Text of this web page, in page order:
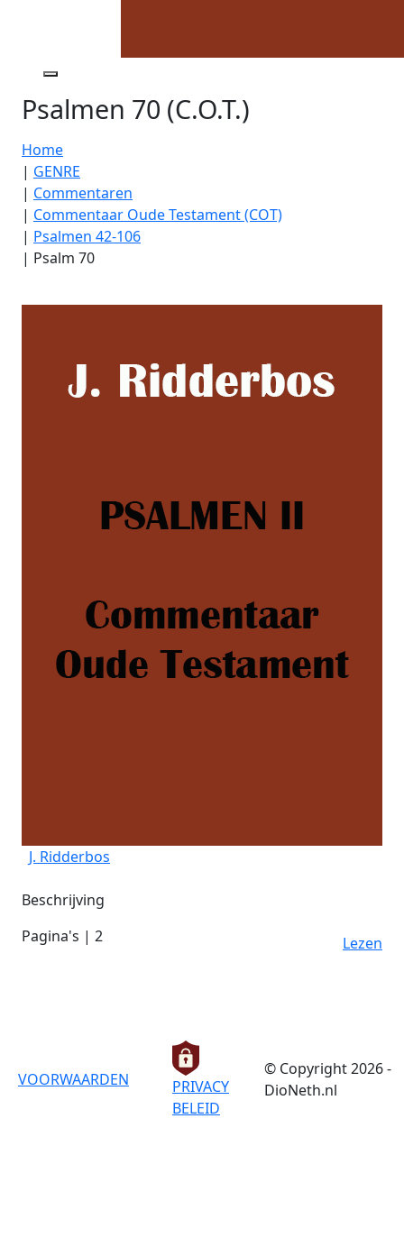
Psalmen 70 (C.O.T.)
Home
| GENRE
| Commentaren
| Commentaar Oude Testament (COT)
| Psalmen 42-106
| Psalm 70
J. Ridderbos
Beschrijving
Pagina's | 2
Lezen
VOORWAARDEN
PRIVACY
BELEID
© Copyright 2026 -
DioNeth.nl